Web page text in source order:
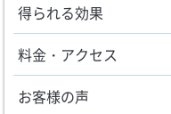
得られる効果
料金・アクセス
お客様の声